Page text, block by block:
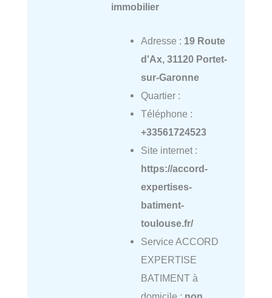
immobilier
Adresse : 19 Route
d'Ax, 31120 Portet-
sur-Garonne
Quartier :
Téléphone :
+33561724523
Site internet :
https://accord-
expertises-
batiment-
toulouse.fr/
Service ACCORD
EXPERTISE
BATIMENT à